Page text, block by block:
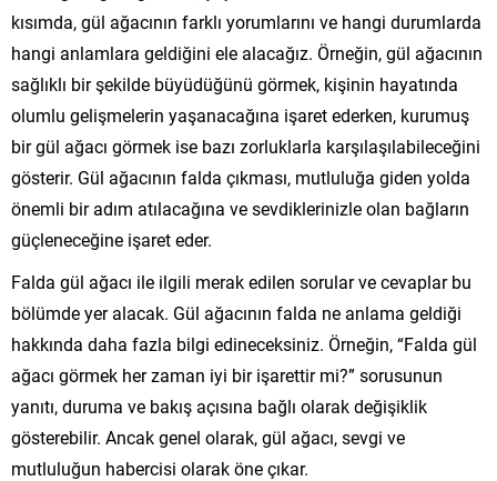
kısımda, gül ağacının farklı yorumlarını ve hangi durumlarda
hangi anlamlara geldiğini ele alacağız. Örneğin, gül ağacının
sağlıklı bir şekilde büyüdüğünü görmek, kişinin hayatında
olumlu gelişmelerin yaşanacağına işaret ederken, kurumuş
bir gül ağacı görmek ise bazı zorluklarla karşılaşılabileceğini
gösterir. Gül ağacının falda çıkması, mutluluğa giden yolda
önemli bir adım atılacağına ve sevdiklerinizle olan bağların
güçleneceğine işaret eder.
Falda gül ağacı ile ilgili merak edilen sorular ve cevaplar bu
bölümde yer alacak. Gül ağacının falda ne anlama geldiği
hakkında daha fazla bilgi edineceksiniz. Örneğin, “Falda gül
ağacı görmek her zaman iyi bir işarettir mi?” sorusunun
yanıtı, duruma ve bakış açısına bağlı olarak değişiklik
gösterebilir. Ancak genel olarak, gül ağacı, sevgi ve
mutluluğun habercisi olarak öne çıkar.